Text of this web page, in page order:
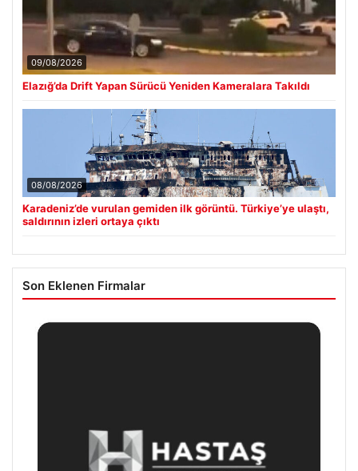
09/08/2026
Elazığ’da Drift Yapan Sürücü Yeniden Kameralara Takıldı
08/08/2026
Karadeniz’de vurulan gemiden ilk görüntü. Türkiye’ye ulaştı,
saldırının izleri ortaya çıktı
Son Eklenen Firmalar